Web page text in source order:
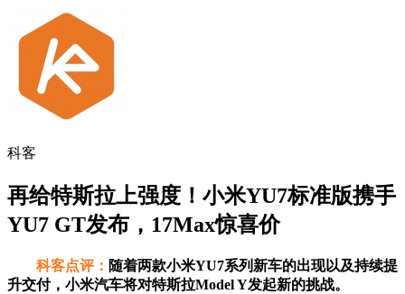
科客
再给特斯拉上强度！小米YU7标准版携手
YU7 GT发布，17Max惊喜价
科客点评： 随着两款小米YU7系列新车的出现以及持续提
升交付，小米汽车将对特斯拉Model Y发起新的挑战。